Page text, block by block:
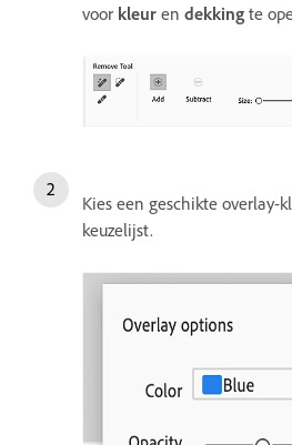
voor kleur en dekking te
Kies een geschikte overlay-
keuzelijst.